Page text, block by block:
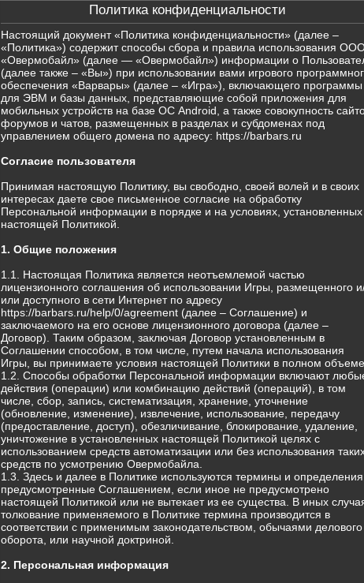
Политика конфиденциальности
Настоящий документ «Политика конфиденциальности» (далее –
«Политика») содержит способы сбора и правила использования
«Овермобайл» (далее — «Овермобайл») информации о
(далее также – «Вы») при использовании вами игрового
обеспечения «Варвары» (далее – «Игра»), включающего программы
для ЭВМ и базы данных, представляющие собой приложения для
мобильных устройств на базе ОС Android, а также совокупность
форумов и чатов, размещенных в разделах и субдоменах под
управлением общего домена по адресу: https://barbars.ru
Согласие пользователя
Принимая настоящую Политику, вы свободно, своей волей и в своих
интересах даете свое письменное согласие на обработку
Персональной информации в порядке и на условиях, установленных
настоящей Политикой.
1. Общие положения
1.1. Настоящая Политика является неотъемлемой частью
лицензионного соглашения об использовании Игры, размещенного
или доступного в сети Интернет по адресу
https://barbars.ru/help/0/agreement (далее – Соглашение) и
заключаемого на его основе лицензионного договора (далее –
Договор). Таким образом, заключая Договор установленным в
Соглашении способом, в том числе, путем начала использования
Игры, вы принимаете условия настоящей Политики в полном объеме.
1.2. Способы обработки Персональной информации включают
действия (операции) или комбинацию действий (операций), в том
числе, сбор, запись, систематизация, хранение, уточнение
(обновление, изменение), извлечение, использование, передачу
(предоставление, доступ), обезличивание, блокирование, удаление,
уничтожение в установленных настоящей Политикой целях с
использованием средств автоматизации или без использования
средств по усмотрению Овермобайла.
1.3. Здесь и далее в Политике используются термины и определения,
предусмотренные Соглашением, если иное не предусмотрено
настоящей Политикой или не вытекает из ее существа. В иных
толкование применяемого в Политике термина производится в
соответствии с применимым законодательством, обычаями делового
оборота, или научной доктриной.
2. Персональная информация